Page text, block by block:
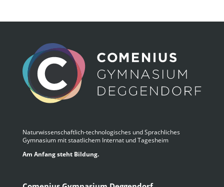
Naturwissenschaftlich-technologisches und Sprachliches
Gymnasium mit staatlichem Internat und Tagesheim
Am Anfang steht Bildung.